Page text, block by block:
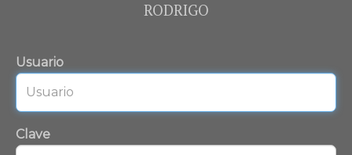
RODRIGO
Usuario
Clave